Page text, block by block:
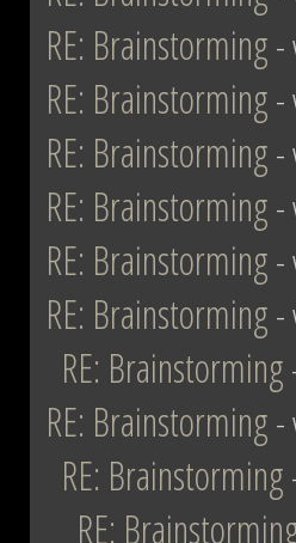
RE: Brainstorming-
RE: Brainstorming-
RE: Brainstorming-
RE: Brainstorming-
RE: Brainstorming-
RE: Brainstorming-
RE: Brainstorming
RE: Brainstorming-
RE: Brainstorming
RE: